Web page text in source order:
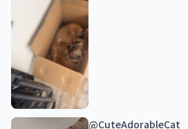
@CuteAdorableCat